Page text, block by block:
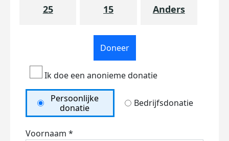
25 15 Anders
Doneer
Ik doe een anonieme donatie
Persoonlijke
donatie
Bedrijfsdonatie
Voornaam *